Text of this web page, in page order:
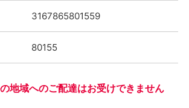
3167865801559
80155
地域へのご配達はお受けできません